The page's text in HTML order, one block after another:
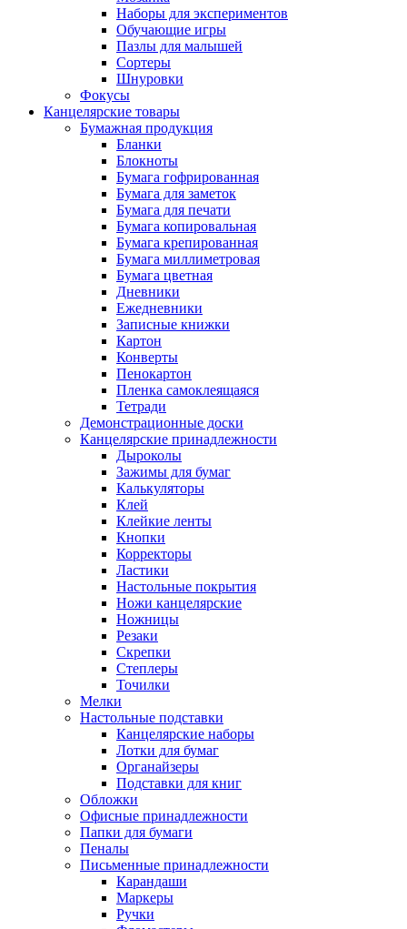
Наборы для экспериментов
Обучающие игры
Пазлы для малышей
Сортеры
Шнуровки
Фокусы
Канцелярские товары
Бумажная продукция
Бланки
Блокноты
Бумага гофрированная
Бумага для заметок
Бумага для печати
Бумага копировальная
Бумага крепированная
Бумага миллиметровая
Бумага цветная
Дневники
Ежедневники
Записные книжки
Картон
Конверты
Пенокартон
Пленка самоклеящаяся
Тетради
Демонстрационные доски
Канцелярские принадлежности
Дыроколы
Зажимы для бумаг
Калькуляторы
Клей
Клейкие ленты
Кнопки
Корректоры
Ластики
Настольные покрытия
Ножи канцелярские
Ножницы
Резаки
Скрепки
Степлеры
Точилки
Мелки
Настольные подставки
Канцелярские наборы
Лотки для бумаг
Органайзеры
Подставки для книг
Обложки
Офисные принадлежности
Папки для бумаги
Пеналы
Письменные принадлежности
Карандаши
Маркеры
Ручки